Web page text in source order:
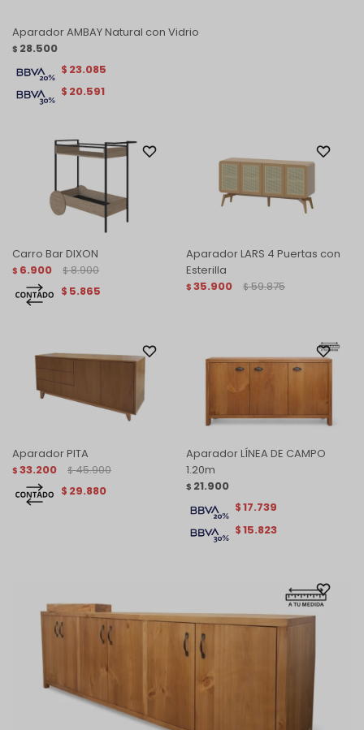
Aparador AMBAY Natural con Vidrio
$ 28.500
$ 20.591
$ 23.085
Carro Bar DIXON
$ 6.900 $ 8.900
$ 5.865
Aparador LARS 4 Puertas con
Esterilla
$ 35.900 $ 59.875
Aparador PITA
$ 33.200 $ 45.900
$ 29.880
Aparador LÍNEA DE CAMPO
1.20m
$ 21.900
$15.823
$17.739